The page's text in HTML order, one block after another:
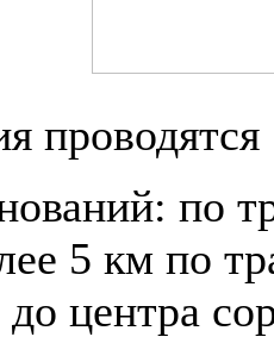
по
5 км по
центра